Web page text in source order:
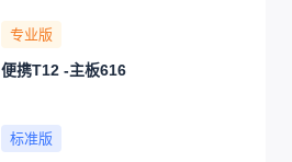
专业版
便携T12 -主板616
标准版